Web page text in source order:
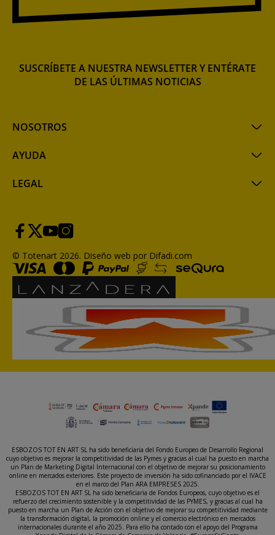
NOSOTROS
AYUDA
LEGAL
SUSCRÍBETE A NUESTRA NEWSLETTER Y ENTÉRATE
DE LAS ÚLTIMAS NOTICIAS
© Totenart 2026. Diseño web por Difadi.com
ESBOZOS TOT EN ART SL ha sido beneficiaria del Fondo Europeo de Desarrollo Regional
cuyo objetivo es mejorar la competitividad de las Pymes y gracias al cual ha puesto en marcha
un Plan de Marketing Digital Internacional con el objetivo de mejorar su posicionamiento
online en mercados exteriores. Este proyecto de inversión ha sido cofinanciado por el IVACE
en el marco del Plan ARA EMPRESES 2025.
ESBOZOS TOT EN ART SL ha sido beneficiaria de Fondos Europeos, cuyo objetivo es el
refuerzo del crecimiento sostenible y la competitividad de las PYMES, y gracias al cual ha
puesto en marcha un Plan de Acción con el objetivo de mejorar su competitividad mediante
la transformación digital, la promoción online y el comercio electrónico en mercados
internacionales durante el año 2025. Para ello ha contado con el apoyo del Programa